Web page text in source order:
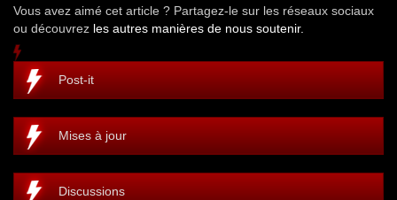
Vous avez aimé cet article ? Partagez-le sur les réseaux sociaux
ou découvrez les autres manières de nous soutenir.
Post-it
Mises à jour
Discussions